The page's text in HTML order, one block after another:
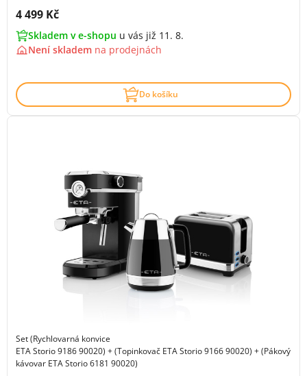
Cena s DPH:
4 499 Kč
Skladem v e-shopu u vás již 11. 8.
Není skladem na prodejnách
Do košíku
Set (Rychlovarná konvice
ETA Storio 9186 90020) + (Topinkovač ETA Storio 9166 90020) + (Pákový
kávovar ETA Storio 6181 90020)